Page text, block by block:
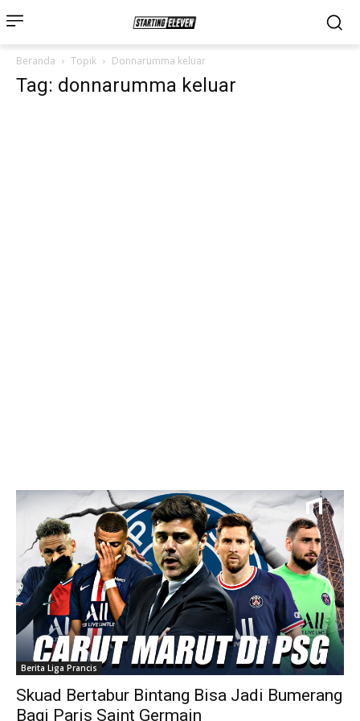
Beranda Topik Donnarumma keluar
Tag: donnarumma keluar
Berita Liga Prancis
Skuad Bertabur Bintang Bisa Jadi Bumerang
Bagi Paris Saint Germain